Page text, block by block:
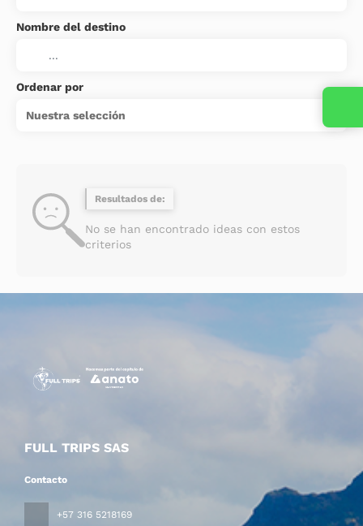
Nombre del destino
Ordenar por
Nuestra selección
Resultados de:
No se han encontrado ideas con estos
criterios
FULL TRIPS SAS
Contacto
+57 316 5218169